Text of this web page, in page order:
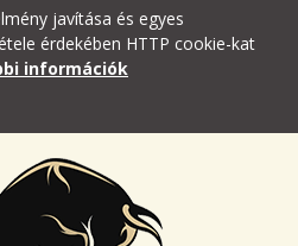
javítása és egyes
érdekében HTTP cookie-kat
információk